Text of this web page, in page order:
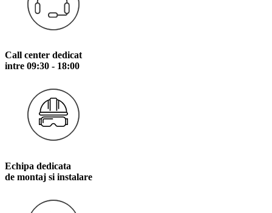
Call center dedicat
intre 09:30 - 18:00
Echipa dedicata
de montaj si instalare